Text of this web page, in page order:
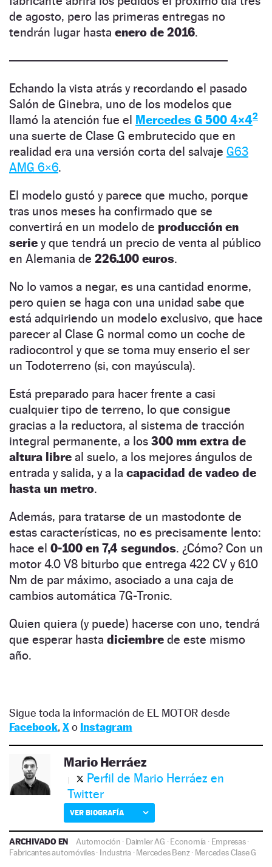
de agosto, pero las primeras entregas no
tendrán lugar hasta enero de 2016.
——————————————————
Echando la vista atrás y recordando el pasado
Salón de Ginebra, uno de los modelos que
llamó la atención fue el Mercedes G 500 4×42
una suerte de Clase G embrutecido que en
realidad era una versión corta del salvaje G63
AMG 6×6.
El modelo gustó y parece que mucho, porque
tras unos meses ha confirmado que se
convertirá en un modelo de producción en
serie y que tendrá un precio de venta al público
en Alemania de 226.100 euros.
No lo vamos a negar, es una cantidad enorme,
pero quien se haga con una unidad sabe que
está adquiriendo un modelo exclusivo, que hace
parecer al Clase G normal como un coche de
radiocontrol y que se toma muy enserio el ser
un Todoterreno (si, con mayúscula).
Está preparado para hacer frente a casi
cualquier tipo de terreno, lo que consigue
gracias a la reductora, al sistema de tracción
integral permanente, a los 300 mm extra de
altura libre al suelo, a los mejores ángulos de
entrada y salida, y a la capacidad de vadeo de
hasta un metro.
Además, para tratarse de un mastodonte de
estas características, no es precisamente lento:
hace el 0-100 en 7,4 segundos. ¿Cómo? Con un
motor 4.0 V8 biturbo que entrega 422 CV y 610
Nm de par máximo, asociado a una caja de
cambios automática 7G-Tronic.
Quien quiera (y puede) hacerse con uno, tendrá
que esperar hasta diciembre de este mismo
año.
Sigue toda la información de EL MOTOR desde
Facebook, Xo Instagram
Mario Herráez
Perfil de Mario Herráez en
Twitter
VER BIOGRAFÍA
ARCHIVADO EN Automoción · Daimler AG ·Economía · Empresas·
Fabricantes automóviles· Industria·Mercedes Benz· Mercedes Clase G